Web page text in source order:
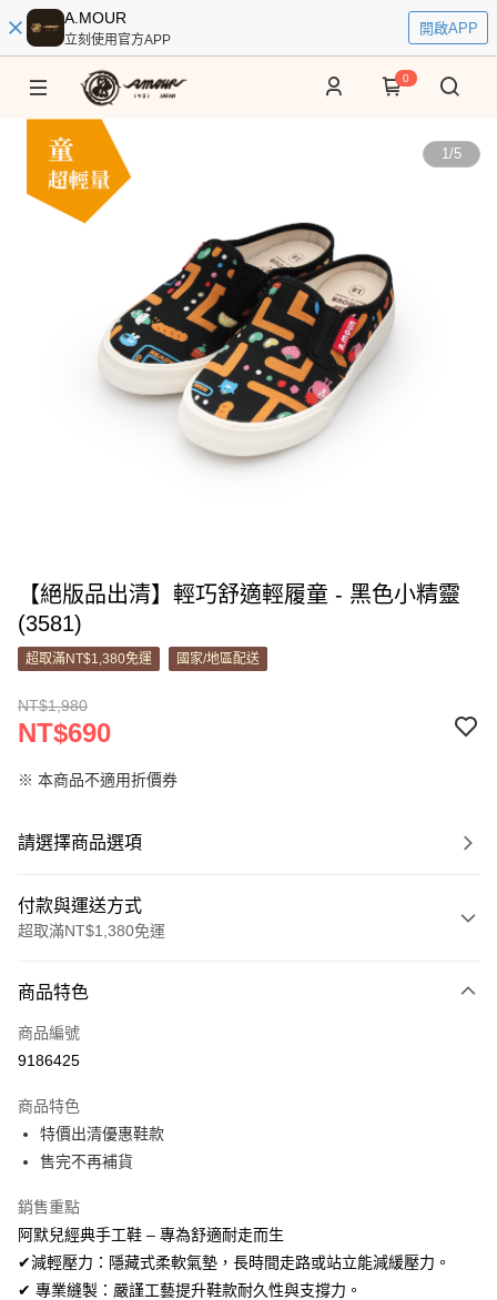
A.MOUR
立刻使用官方APP
開啟APP
0
1/5
【絕版品出清】輕巧舒適輕履童 - 黑色小精靈
(3581)
超取滿NT$1,380免運 國家/地區配送
NT$1,980
NT$690
※ 本商品不適用折價券
請選擇商品選項
付款與運送方式
超取滿NT$1,380免運
信用卡一次付款
信用卡分期付款
合作金庫商業銀行
華南商業銀行
上海商業儲蓄銀行
臺灣中小企業銀行
匯豐（台灣）商業銀行
華泰商業銀行
聯邦商業銀行
遠東國際商業銀行
元大商業銀行
永豐商業銀行
超商取貨付款
LINE Pay
Apple Pay
街口支付
悠遊付
商品特色
商品編號
9186425
商品特色
特價出清優惠鞋款
售完不再補貨
銷售重點
阿默兒經典手工鞋 – 專為舒適耐走而生
✔減輕壓力：隱藏式柔軟氣墊，長時間走路或站立能減緩壓力。
✔ 專業縫製：嚴謹工藝提升鞋款耐久性與支撐力。